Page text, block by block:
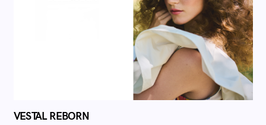
VESTAL REBORN